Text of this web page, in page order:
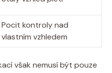
Pocit kontroly nad
vlastním⁣ vzhledem
však nemusí být pouze